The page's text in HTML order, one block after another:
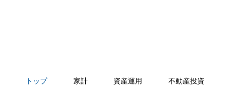
トップ 家計 資産運用 不動産投資